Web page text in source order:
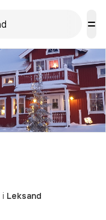
i Leksand